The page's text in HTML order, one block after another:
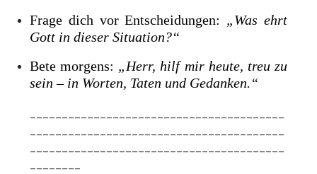
Frage dich vor Entscheidungen: „Was ehrt
Gott in dieser Situation?“
Bete morgens: „Herr, hilf mir heute, treu zu
sein – in Worten, Taten und Gedanken.“